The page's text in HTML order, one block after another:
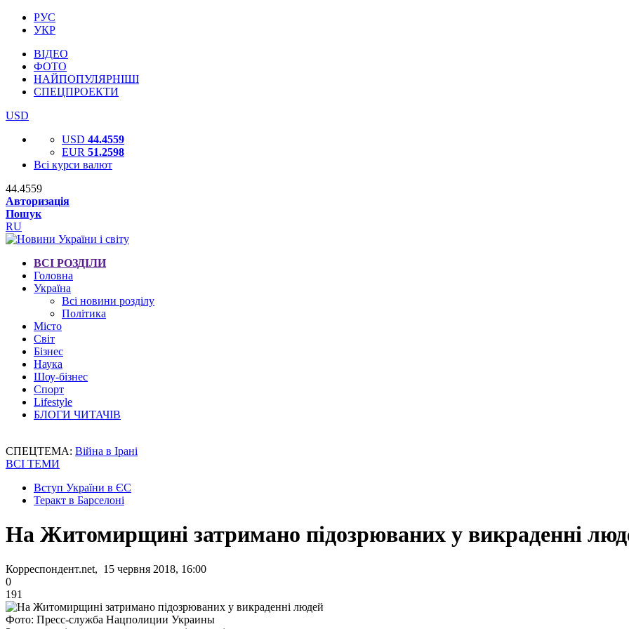
РУС
УКР
ВІДЕО
ФОТО
НАЙПОПУЛЯРНІШІ
СПЕЦПРОЕКТИ
USD
USD 44.4559
EUR 51.2598
Всі курси валют
44.4559
Авторизація
Пошук
RU
ВСІ РОЗДІЛИ
Головна
Україна
Всі новини розділу
Політика
Місто
Світ
Бізнес
Наука
Шоу-бізнес
Спорт
Lifestyle
БЛОГИ ЧИТАЧІВ
СПЕЦТЕМА: Війна в Ірані
ВСІ ТЕМИ
Вступ України в ЄС
Теракт в Барселоні
На Житомирщині затримано підозрюваних у викраденні
Корреспондент.net, 15 червня 2018, 16:00
0
191
Фото: Пресс-служба Нацполиции Украины